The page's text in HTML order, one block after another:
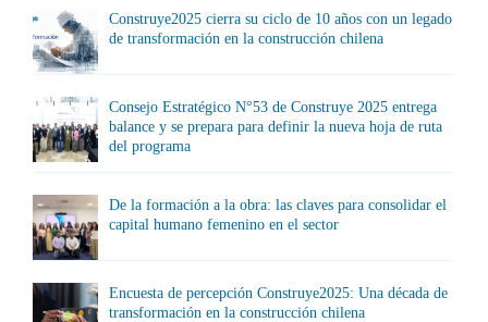
Construye2025 cierra su ciclo de 10 años con un legado
de transformación en la construcción chilena
Consejo Estratégico N°53 de Construye 2025 entrega
balance y se prepara para definir la nueva hoja de ruta
del programa
De la formación a la obra: las claves para consolidar el
capital humano femenino en el sector
Encuesta de percepción Construye2025: Una década de
transformación en la construcción chilena